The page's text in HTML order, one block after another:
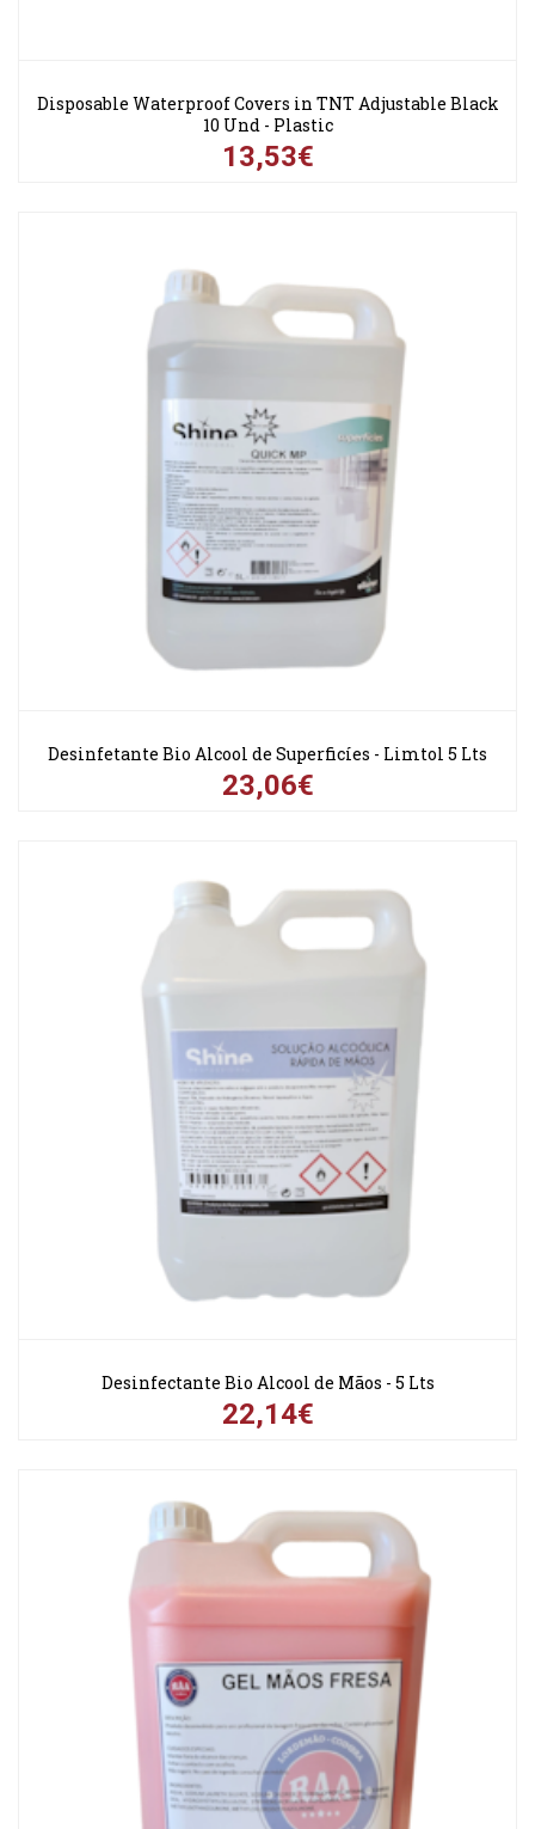
Disposable Waterproof Covers in TNT Adjustable Black
10 Und - Plastic
13,53€
Desinfetante Bio Alcool de Superficíes - Limtol 5 Lts
23,06€
Desinfectante Bio Alcool de Mãos - 5 Lts
22,14€